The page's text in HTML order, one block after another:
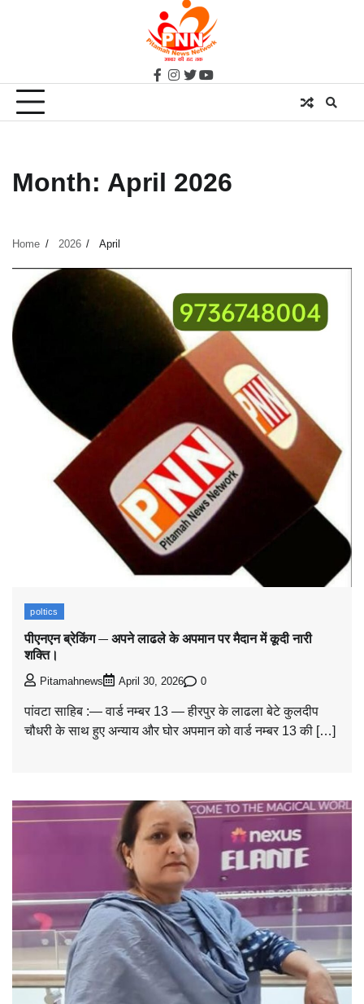
facebook
instagram
twitteryoutube
Month: April 2026
Home 2026 April
poltics
पीएनएन ब्रेकिंग — अपने लाढले के अपमान पर मैदान में कूदी नारी
शक्ति।
Pitamahnews April 30, 2026 0
पांवटा साहिब :— वार्ड नम्बर 13 — हीरपुर के लाढला बेटे कुलदीप
चौधरी के साथ हुए अन्याय और घोर अपमान को वार्ड नम्बर 13 की […]